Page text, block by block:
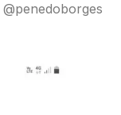
@penedoborges